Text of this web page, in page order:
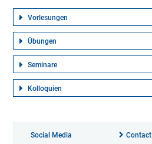
Vorlesungen
Übungen
Seminare
Kolloquien
Social Media Contact